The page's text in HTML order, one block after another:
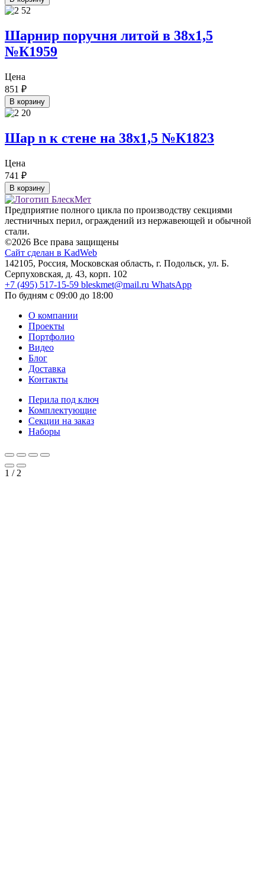
Шарнир поручня литой в 38х1,5
№К1959
Цена
851 ₽
В корзину
Шар n к стене на 38х1,5 №К1823
Цена
741 ₽
В корзину
Предприятие полного цикла по производству секциями
лестничных перил, ограждений из нержавеющей и обычной
стали.
©2026 Все права защищены
Сайт сделан в KadWeb
142105, Россия, Московская область, г. Подольск, ул. Б.
Серпуховская, д. 43, корп. 102
+7 (495) 517-15-59 bleskmet@mail.ru WhatsApp
По будням с 09:00 до 18:00
О компании
Проекты
Портфолио
Видео
Блог
Доставка
Контакты
Перила под ключ
Комплектующие
Секции на заказ
Наборы
1 / 2